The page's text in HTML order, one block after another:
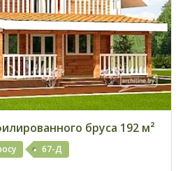
бруса 192 м²
67-Д